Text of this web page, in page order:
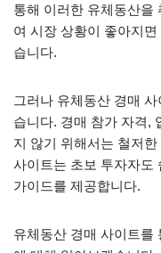
통해 이러한 유체동산을
여 시장 상황이 좋아지
습니다.
그러나 유체동산 경매
습니다. 경매 참가 자격,
지 않기 위해서는 철저
사이트는 초보 투자자도
가이드를 제공합니다.
유체동산 경매 사이트를